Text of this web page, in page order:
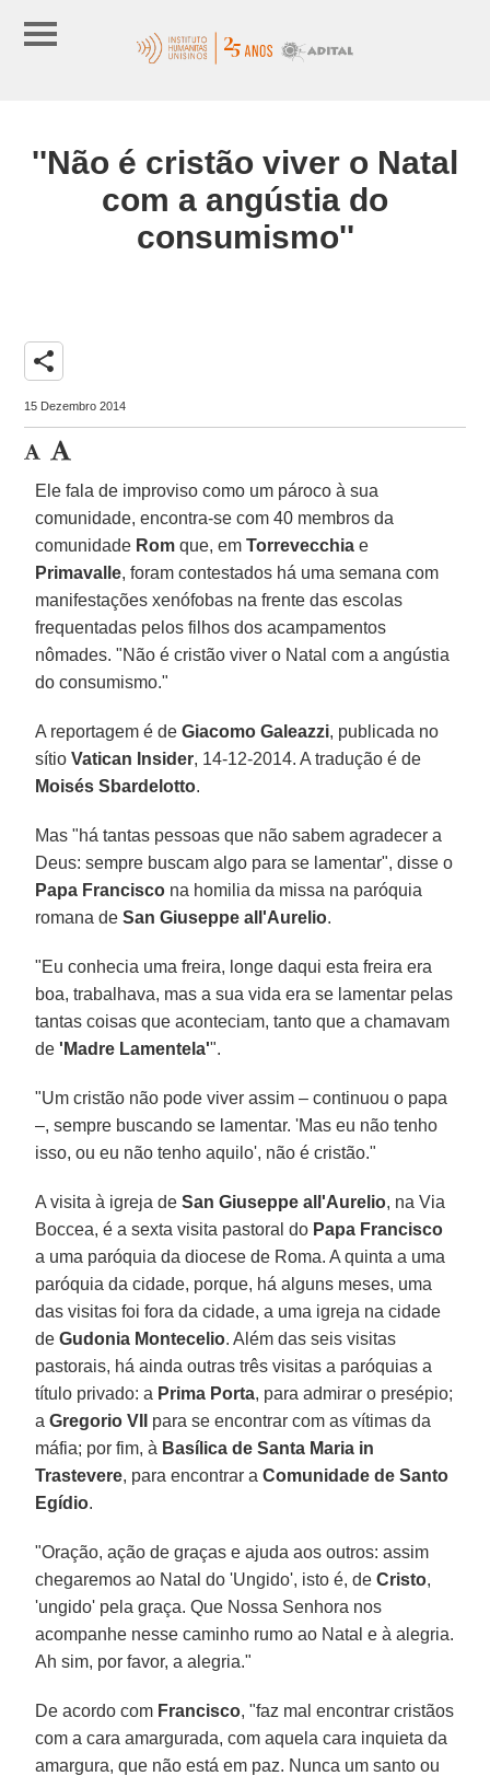
''Não é cristão viver o Natal
com a angústia do
consumismo''
share
15 Dezembro 2014
Ele fala de improviso como um pároco à sua
comunidade, encontra-se com 40 membros da
comunidade Rom que, emTorrevecchiae
Primavalle, foram contestados há uma semana com
manifestações xenófobas na frente das escolas
frequentadas pelos filhos dos acampamentos
nômades. "Não é cristão viver o Natal com a angústia
do consumismo."
A reportagem é deGiacomo Galeazzi, publicada no
sítioVatican Insider, 14-12-2014. A tradução é de
Moisés Sbardelotto.
Mas "há tantas pessoas que não sabem agradecer a
Deus: sempre buscam algo para se lamentar", disse o
Papa Francisco na homilia da missa na paróquia
romana deSan Giuseppe all'Aurelio.
"Eu conhecia uma freira, longe daqui esta freira era
boa, trabalhava, mas a sua vida era se lamentar pelas
tantas coisas que aconteciam, tanto que a chamavam
de'Madre Lamentela'".
"Um cristão não pode viver assim – continuou o papa
–, sempre buscando se lamentar. 'Mas eu não tenho
isso, ou eu não tenho aquilo', não é cristão."
A visita à igreja deSan Giuseppe all'Aurelio, na Via
Boccea, é a sexta visita pastoral do Papa Francisco
a uma paróquia da diocese de Roma. A quinta a uma
paróquia da cidade, porque, há alguns meses, uma
das visitas foi fora da cidade, a uma igreja na cidade
deGudonia Montecelio. Além das seis visitas
pastorais, há ainda outras três visitas a paróquias a
título privado: a Prima Porta, para admirar o presépio;
aGregorio VII
para se encontrar com as vítimas da
máfia; por fim, à Basílica de Santa Maria in
Trastevere, para encontrar aComunidade de Santo
Egídio.
"Oração, ação de graças e ajuda aos outros: assim
chegaremos ao Natal do 'Ungido', isto é, deCristo,
'ungido' pela graça. Que Nossa Senhora nos
acompanhe nesse caminho rumo ao Natal e à alegria.
Ah sim, por favor, a alegria."
De acordo com Francisco, "faz mal encontrar cristãos
com a cara amargurada, com aquela cara inquieta da
amargura, que não está em paz. Nunca um santo ou